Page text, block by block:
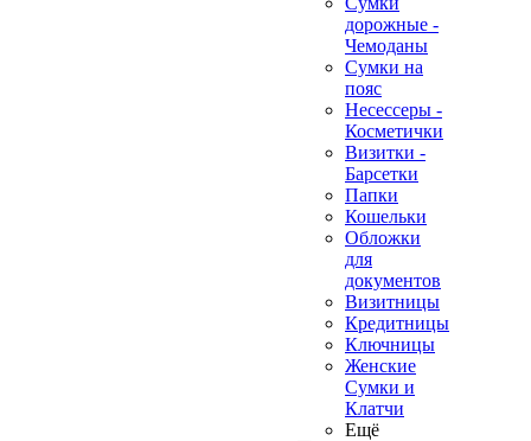
дорожные -
Чемоданы
Сумки на
пояс
Несессеры -
Косметички
Визитки -
Барсетки
Папки
Кошельки
Обложки
для
документов
Визитницы
Кредитницы
Ключницы
Женские
Сумки и
Клатчи
Ещё